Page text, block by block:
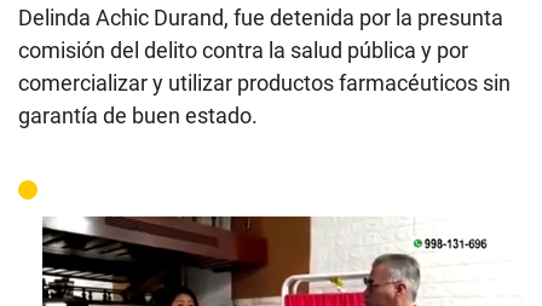
Delinda Achic Durand, fue detenida por la presunta
comisión del delito contra la salud pública y por
comercializar y utilizar productos farmacéuticos sin
garantía de buen estado.